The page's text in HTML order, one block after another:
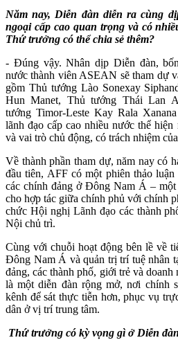
Năm nay, Diễn đàn diễn ra cùng
ngoại cấp cao quan trọng và có
Thứ trưởng có thể chia sẻ thêm?
- Đúng vậy. Nhân dịp Diễn đàn,
nước thành viên ASEAN sẽ tham dự
gồm Thủ tướng Lào Sonexay
Hun Manet, Thủ tướng Thái Lan
tướng Timor-Leste Kay Rala
lãnh đạo cấp cao nhiều nước thể
và vai trò chủ động, có trách nhiệm
Về thành phần tham dự, năm nay có
đầu tiên, AFF có một phiên thảo
các chính đảng ở Đông Nam Á –
cho hợp tác giữa chính phủ với chính
chức Hội nghị Lãnh đạo các thành
Nội chủ trì.
Cùng với chuỗi hoạt động bên lề về
Đông Nam Á và quản trị trí tuệ nhân
đảng, các thành phố, giới trẻ và
là một diễn đàn rộng mở, nơi chính
kênh để sát thực tiễn hơn, phục vụ
dân ở vị trí trung tâm.
Thứ trưởng có kỳ vọng gì ở Diễn